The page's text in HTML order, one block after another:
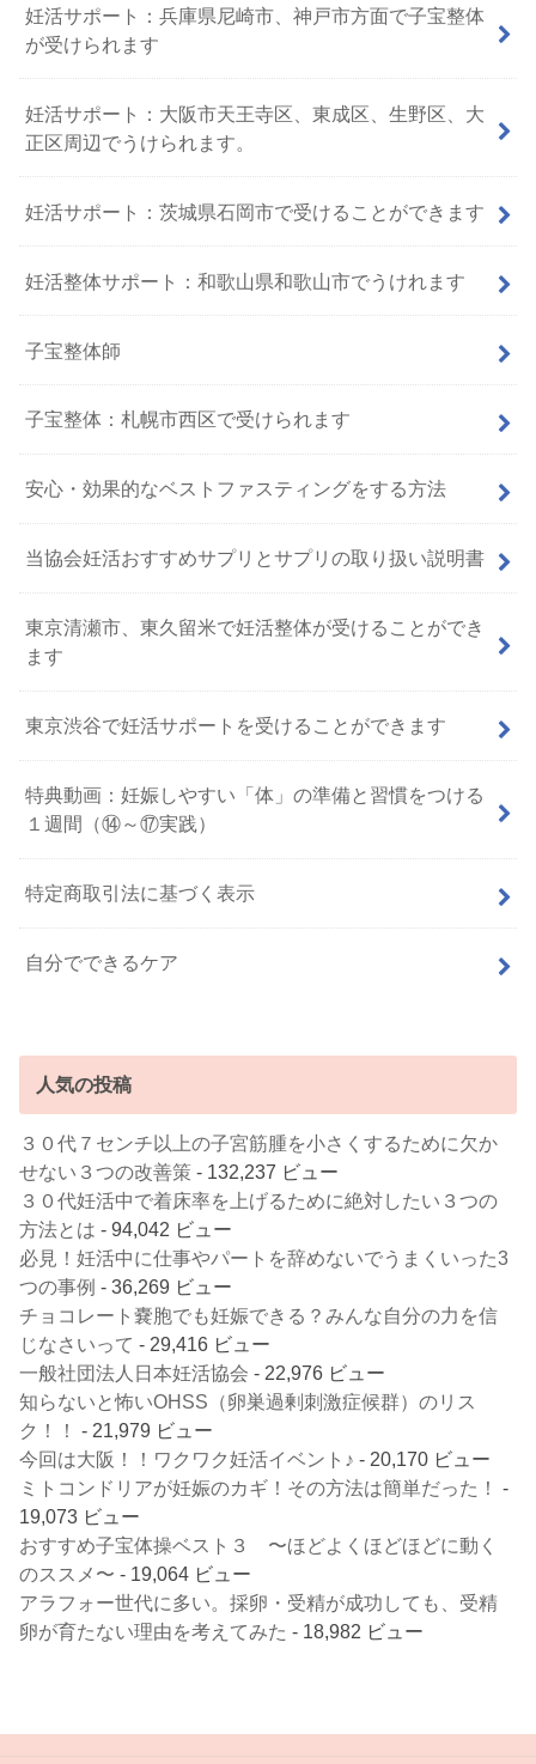
妊活サポート：兵庫県尼崎市、神戸市方面で子宝整体
が受けられます
妊活サポート：大阪市天王寺区、東成区、生野区、大
正区周辺でうけられます。
妊活サポート：茨城県石岡市で受けることができます
妊活整体サポート：和歌山県和歌山市でうけれます
子宝整体師
子宝整体：札幌市西区で受けられます
安心・効果的なベストファスティングをする方法
当協会妊活おすすめサプリとサプリの取り扱い説明書
東京清瀬市、東久留米で妊活整体が受けることができ
ます
東京渋谷で妊活サポートを受けることができます
特典動画：妊娠しやすい「体」の準備と習慣をつける
１週間（⑭～⑰実践）
特定商取引法に基づく表示
自分でできるケア
人気の投稿
３０代７センチ以上の子宮筋腫を小さくするために欠か
せない３つの改善策 - 132,237 ビュー
３０代妊活中で着床率を上げるために絶対したい３つの
方法とは - 94,042 ビュー
必見！妊活中に仕事やパートを辞めないでうまくいった3
つの事例 - 36,269 ビュー
チョコレート嚢胞でも妊娠できる？みんな自分の力を信
じなさいって - 29,416 ビュー
一般社団法人日本妊活協会 - 22,976 ビュー
知らないと怖いOHSS（卵巣過剰刺激症候群）のリス
ク！！
- 21,979 ビュー
今回は大阪！！ワクワク妊活イベント♪ - 20,170 ビュー
ミトコンドリアが妊娠のカギ！その方法は簡単だった！
-
19,073 ビュー
おすすめ子宝体操ベスト３ 〜ほどよくほどほどに動く
のススメ〜 - 19,064 ビュー
アラフォー世代に多い。採卵・受精が成功しても、受精
卵が育たない理由を考えてみた - 18,982 ビュー